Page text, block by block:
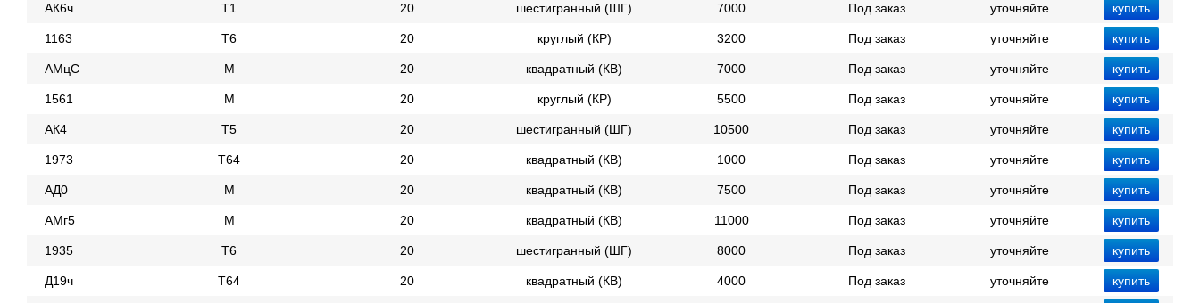
АК6ч Т1 20 шестигранный (ШГ) 7000 Под заказ уточняйте
1163 Т6 20 круглый (КР) 3200 Под заказ уточняйте
АМцС М 20 квадратный (КВ) 7000 Под заказ уточняйте
1561 М 20 круглый (КР) 5500 Под заказ уточняйте
АК4 Т5 20 шестигранный (ШГ) 10500 Под заказ уточняйте
1973 Т64 20 квадратный (КВ) 1000 Под заказ уточняйте
АД0 М 20 квадратный (КВ) 7500 Под заказ уточняйте
АМг5 М 20 квадратный (КВ) 11000 Под заказ уточняйте
1935 Т6 20 шестигранный (ШГ) 8000 Под заказ уточняйте
Д19ч Т64 20 квадратный (КВ) 4000 Под заказ уточняйте